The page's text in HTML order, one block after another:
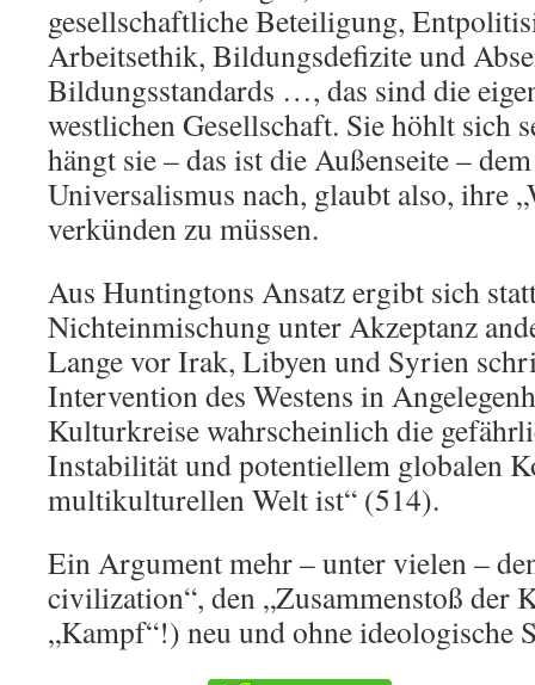
gesellschaftliche Beteiligung,
Arbeitsethik, Bildungsdefizite und
Bildungsstandards …, das sind die
westlichen Gesellschaft. Sie höhlt sich
hängt sie – das ist die Außenseite –
Universalismus nach, glaubt also, ihre
verkünden zu müssen.
Aus Huntingtons Ansatz ergibt sich
Nichteinmischung unter Akzeptanz
Lange vor Irak, Libyen und Syrien
Intervention des Westens in
Kulturkreise wahrscheinlich die
Instabilität und potentiellem globalen
multikulturellen Welt ist“ (514).
Ein Argument mehr – unter vielen –
civilization“, den „Zusammenstoß der
„Kampf“!) neu und ohne ideologische